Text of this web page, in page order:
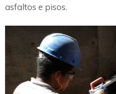
asfaltos e pisos.